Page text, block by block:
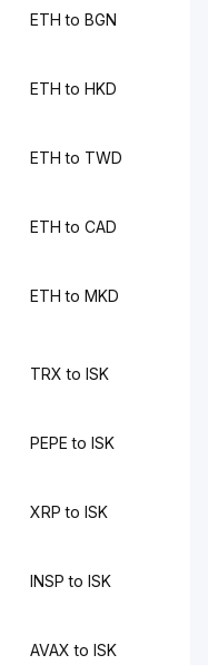
ETH to BGN
ETH to HKD
ETH to TWD
ETH to CAD
ETH to MKD
TRX to ISK
PEPE to ISK
XRP to ISK
INSP to ISK
AVAX to ISK